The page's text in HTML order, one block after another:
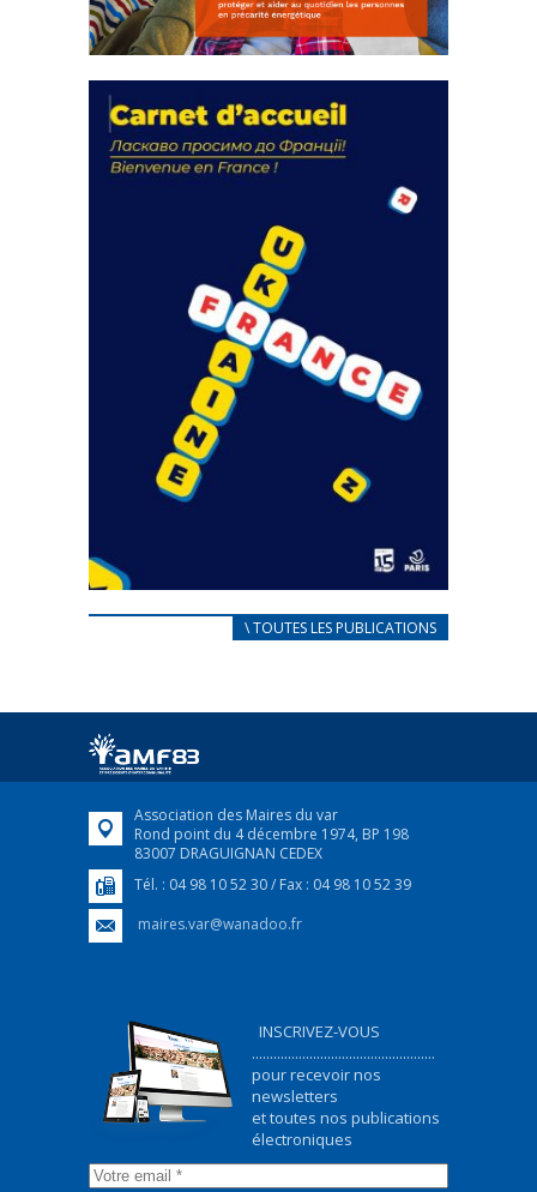
actions
18 septembre 2023
FEUILLETER
CARNET D’ACCUEIL
Afin d’accompagner au mieux les réfugiés
FEUILLETER
\ TOUTES LES PUBLICATIONS
Association des Maires du var
Rond point du 4 décembre 1974, BP 198
83007 DRAGUIGNAN CEDEX
Tél. : 04 98 10 52 30 / Fax : 04 98 10 52 39
maires.var@wanadoo.fr
INSCRIVEZ-VOUS
...................................................
pour recevoir nos
newsletters
et toutes nos publications
électroniques